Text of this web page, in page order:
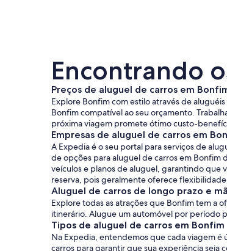
Encontrando
Preços de aluguel de carros em
Explore Bonfim com estilo através de
Bonfim compatível ao seu orçamento.
próxima viagem promete ótimo custo-
Empresas de aluguel de carros em
A Expedia é o seu portal para serviços de
de opções para aluguel de carros em Bonfim
veículos e planos de aluguel, garantindo que
reserva, pois geralmente oferece
Aluguel de carros de longo prazo e
Explore todas as atrações que Bonfim tem a
itinerário. Alugue um automóvel por período
Tipos de aluguel de carros em Bonfim
Na Expedia, entendemos que cada viagem
carros para garantir que sua experiência seja